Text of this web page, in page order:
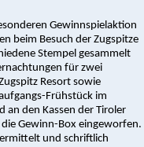
Gewinnspielaktion
beim Besuch der Zugspitze
Stempel gesammelt
für zwei
Resort sowie
Frühstück im
an den Kassen der Tiroler
Gewinn-Box eingeworfen.
und schriftlich